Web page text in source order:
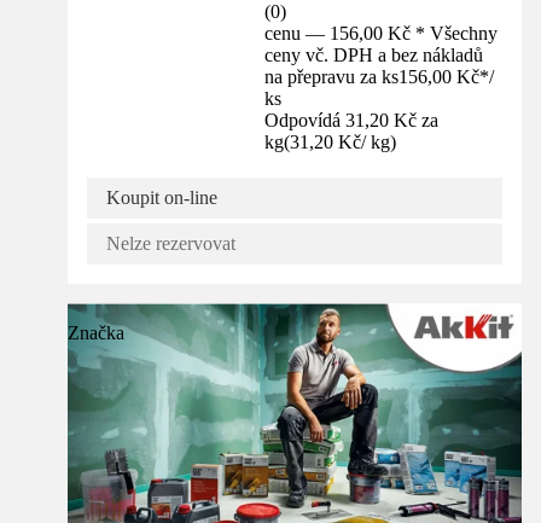
(0)
cenu — 156,00 Kč * Všechny
ceny vč. DPH a bez nákladů
na přepravu za ks156,00 Kč*/
ks
Odpovídá 31,20 Kč za
kg(31,20 Kč/ kg)
Koupit on-line
Nelze rezervovat
Značka